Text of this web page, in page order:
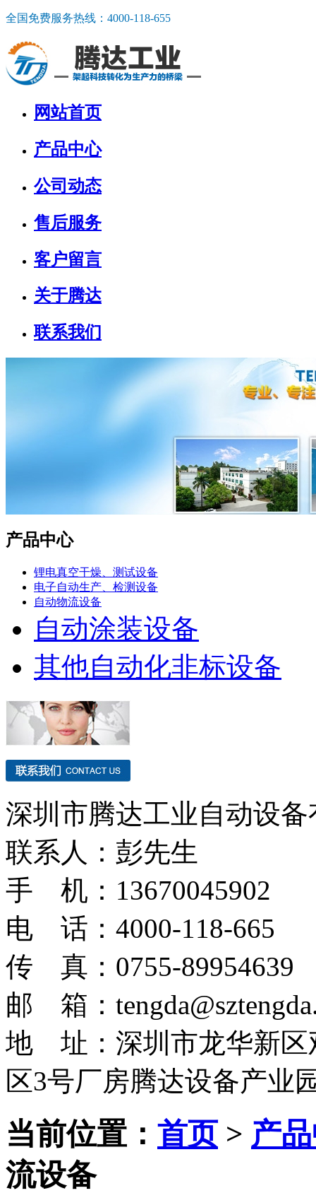
全国免费服务热线： 4000-118-655
网站首页
产品中心
公司动态
售后服务
客户留言
关于腾达
联系我们
产品中心
锂电真空干燥、测试设备
电子自动生产、检测设备
自动物流设备
自动涂装设备
其他自动化非标设备
深圳市腾达工业自动设
联系人：彭先生
手 机：13670045902
电 话：4000-118-665
传 真：0755-89954639
邮 箱：
地 址：深圳市龙华新区
区3号厂房腾达设备产业
当前位置： 首页> 产
流设备